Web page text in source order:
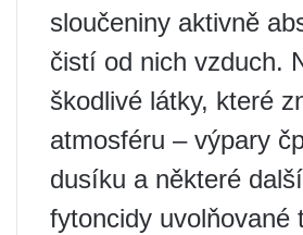
sloučeniny aktivně
čistí od nich vzduch.
škodlivé látky, které
atmosféru – výpary
dusíku a některé
fytoncidy uvolňované